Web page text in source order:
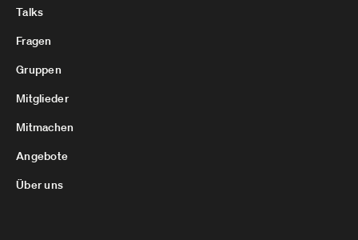
Talks
Fragen
Gruppen
Mitglieder
Mitmachen
Angebote
Über uns